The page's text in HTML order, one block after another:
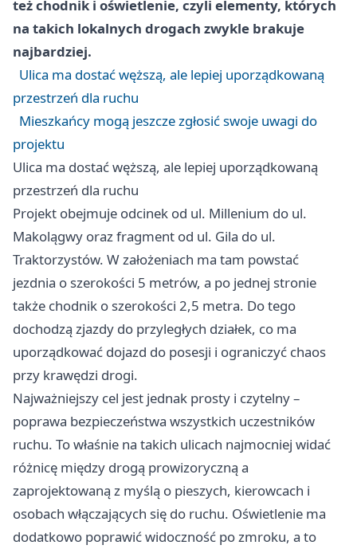
też chodnik i oświetlenie, czyli elementy, których
na takich lokalnych drogach zwykle brakuje
najbardziej.
Ulica ma dostać węższą, ale lepiej uporządkowaną
przestrzeń dla ruchu
Mieszkańcy mogą jeszcze zgłosić swoje uwagi do
projektu
Ulica ma dostać węższą, ale lepiej uporządkowaną
przestrzeń dla ruchu
Projekt obejmuje odcinek od ul. Millenium do ul.
Makolągwy oraz fragment od ul. Gila do ul.
Traktorzystów. W założeniach ma tam powstać
jezdnia o szerokości 5 metrów, a po jednej stronie
także chodnik o szerokości 2,5 metra. Do tego
dochodzą zjazdy do przyległych działek, co ma
uporządkować dojazd do posesji i ograniczyć chaos
przy krawędzi drogi.
Najważniejszy cel jest jednak prosty i czytelny –
poprawa bezpieczeństwa wszystkich uczestników
ruchu. To właśnie na takich ulicach najmocniej widać
różnicę między drogą prowizoryczną a
zaprojektowaną z myślą o pieszych, kierowcach i
osobach włączających się do ruchu. Oświetlenie ma
dodatkowo poprawić widoczność po zmroku, a to